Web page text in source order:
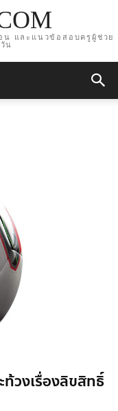
น และแนวข้อสอบครูผู้ช่วย
น
ท้วงเรื่องลิขสิทธิ์